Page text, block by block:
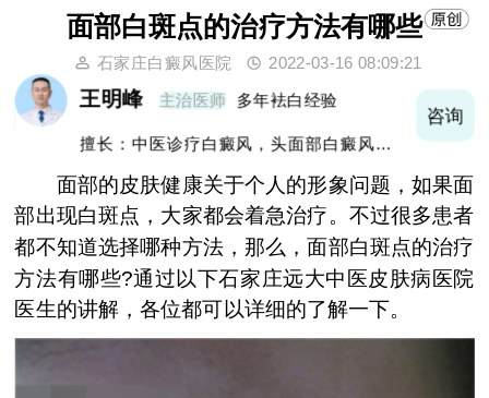
面部白斑点的治疗方法有哪些
石家庄白癜风医院 2022-03-16 08:09:21
王明峰 主治医师 多年袪白经验
擅长：中医诊疗白癜风，头面部白癜风，青
咨询
面部的皮肤健康关于个人的形象问题，如果面
部出现白斑点，大家都会着急治疗。不过很多患者
都不知道选择哪种方法，那么，面部白斑点的治疗
方法有哪些?通过以下石家庄远大中医皮肤病医院
医生的讲解，各位都可以详细的了解一下。